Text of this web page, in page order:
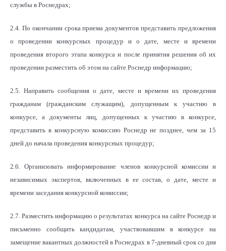
службы в Роснедрах;
2.4. По окончании срока приема документов представить предложения
о проведении конкурсных процедур и о дате, месте и времени
проведения второго этапа конкурса и после принятия решения об их
проведении разместить об этом на сайте Роснедр информацию;
2.5. Направить сообщения о дате, месте и времени их проведения
гражданам (гражданским служащим), допущенным к участию в
конкурсе, а документы лиц, допущенных к участию в конкурсе,
представить в конкурсную комиссию Роснедр не позднее, чем за 15
дней до начала проведения конкурсных процедур;
2.6. Организовать информирование членов конкурсной комиссии и
независимых экспертов, включенных в ее состав, о дате, месте и
времени заседания конкурсной комиссии;
2.7. Разместить информацию о результатах конкурса на сайте Роснедр и
письменно сообщить кандидатам, участвовавшим в конкурсе на
замещение вакантных должностей в Роснедрах в 7-дневный срок со дня